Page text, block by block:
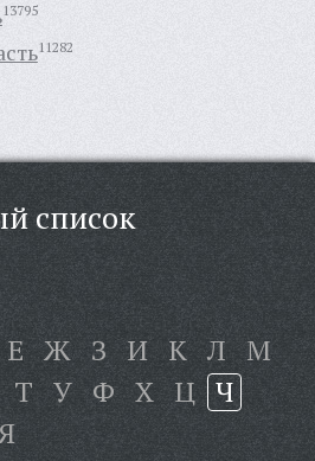
13795
11282
список
Е Ж З И К Л М
Т У Ф Х Ц Ч